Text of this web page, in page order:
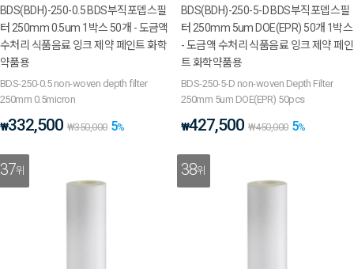
BDS(BDH)-250-0.5 BDS부직포뎁스필
터 250mm 0.5um 1박스 50개 - 도금액
수처리 식품음료 잉크 제약 페인트 화학
약품용
BDS-250-0.5 non-woven depth filter
250mm 0.5micron
₩332,500 ₩350,000 5%
BDS(BDH)-250-5-D BDS부직포뎁스필
터 250mm 5um DOE(EPR) 50개 1박스
- 도금액 수처리 식품음료 잉크 제약 페인
트 화학약품용
BDS-250-5-D non-woven Depth Filter
250mm 5um DOE(EPR) 50pcs
₩427,500 ₩450,000 5%
37위 38위